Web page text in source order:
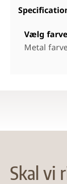
Vælg
Metal
Skal vi